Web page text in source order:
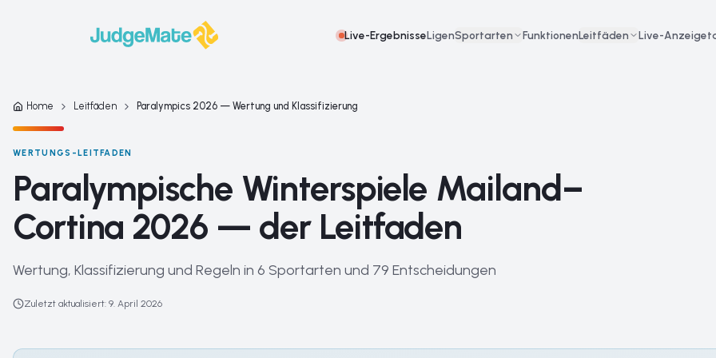
Live-ErgebnisseLigenSportarten FunktionenLeitfäden Live-
Home Leitfäden Paralympics 2026 — Wertung und Klassifizierung
WERTUNGS-LEITFADEN
Paralympische Winterspiele Mailand–
Cortina 2026 — der Leitfaden
Wertung, Klassifizierung und Regeln in 6 Sportarten und 79 Entscheidungen
Zuletzt aktualisiert: 9. April 2026